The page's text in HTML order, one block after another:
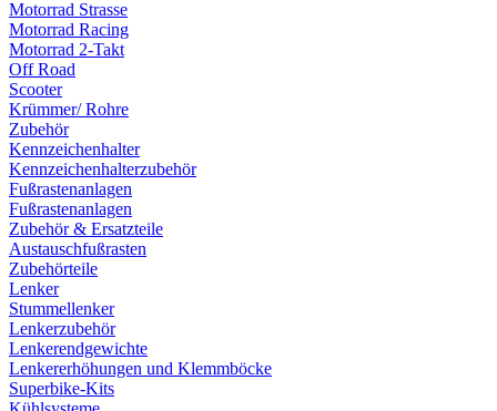
Motorrad Strasse
Motorrad Racing
Motorrad 2-Takt
Off Road
Scooter
Krümmer/ Rohre
Zubehör
Kennzeichenhalter
Kennzeichenhalterzubehör
Fußrastenanlagen
Fußrastenanlagen
Zubehör & Ersatzteile
Austauschfußrasten
Zubehörteile
Lenker
Stummellenker
Lenkerzubehör
Lenkerendgewichte
Lenkererhöhungen und Klemmböcke
Superbike-Kits